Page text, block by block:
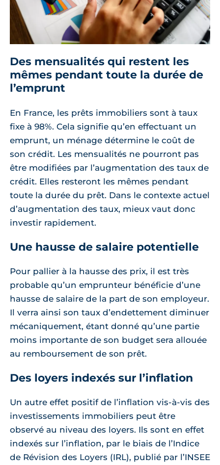
Des mensualités qui restent les
mêmes pendant toute la durée de
l’emprunt
En France, les prêts immobiliers sont à taux
fixe à 98%. Cela signifie qu’en effectuant un
emprunt, un ménage détermine le coût de
son crédit. Les mensualités ne pourront pas
être modifiées par l’augmentation des taux de
crédit. Elles resteront les mêmes pendant
toute la durée du prêt. Dans le contexte actuel
d’augmentation des taux, mieux vaut donc
investir rapidement.
Une hausse de salaire potentielle
Pour pallier à la hausse des prix, il est très
probable qu’un emprunteur bénéficie d’une
hausse de salaire de la part de son employeur.
Il verra ainsi son taux d’endettement diminuer
mécaniquement, étant donné qu’une partie
moins importante de son budget sera allouée
au remboursement de son prêt.
Des loyers indexés sur l’inflation
Un autre effet positif de l’inflation vis-à-vis des
investissements immobiliers peut être
observé au niveau des loyers. Ils sont en effet
indexés sur l’inflation, par le biais de l’Indice
de Révision des Loyers (IRL), publié par l’INSEE